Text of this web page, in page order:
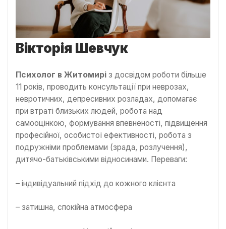
Вікторія Шевчук
Психолог в Житомирі з досвідом роботи більше
11 років, проводить консультації при неврозах,
невротичних, депресивних розладах, допомагає
при втраті близьких людей, робота над
самооцінкою, формування впевненості, підвищення
професійної, особистої ефективності, робота з
подружніми проблемами (зрада, розлучення),
дитячо-батьківськими відносинами. Переваги:
– індивідуальний підхід до кожного клієнта
– затишна, спокійна атмосфера